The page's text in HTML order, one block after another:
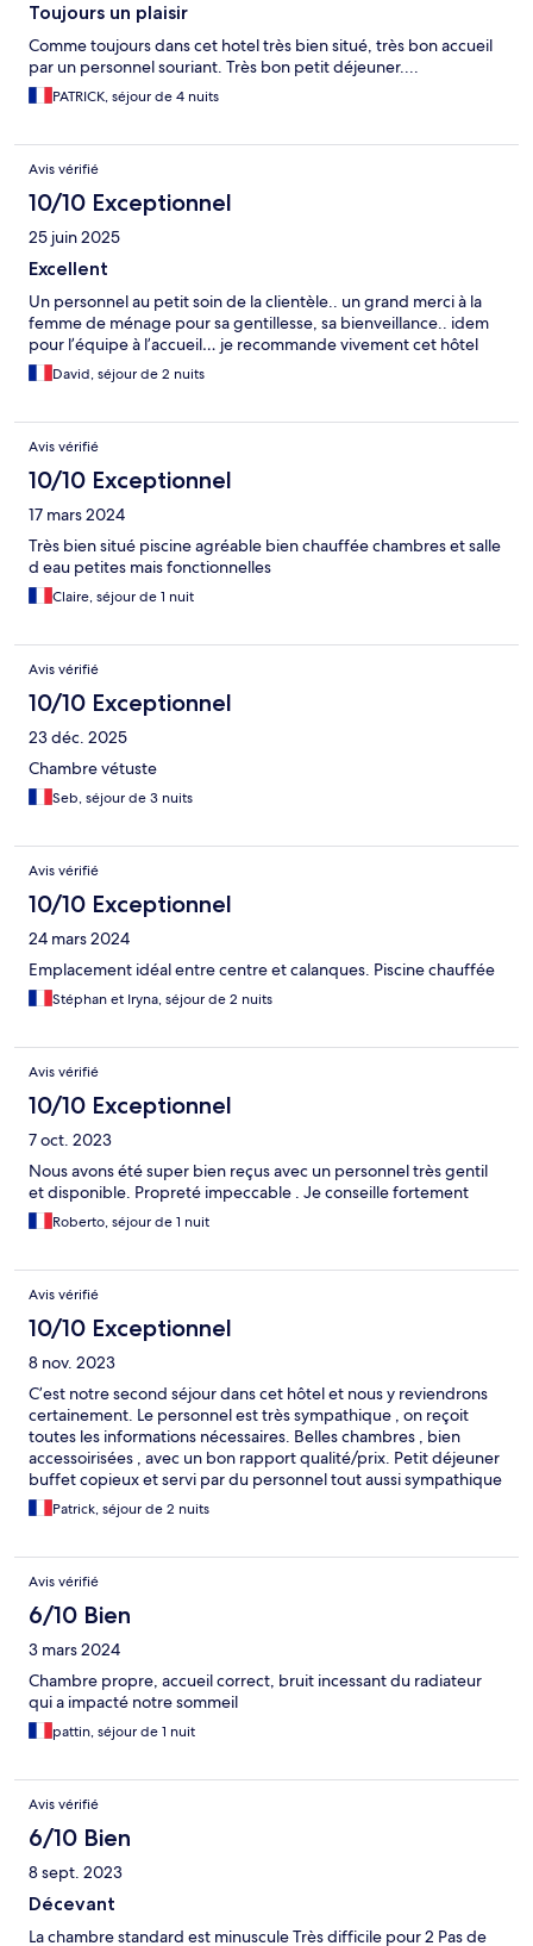
Toujours un plaisir
Comme toujours dans cet hotel très bien situé, très bon accueil
par un personnel souriant. Très bon petit déjeuner....
PATRICK, séjour de 4 nuits
Avis vérifié
10/10 Exceptionnel
25 juin 2025
Excellent
Un personnel au petit soin de la clientèle.. un grand merci à la
femme de ménage pour sa gentillesse, sa bienveillance.. idem
pour l’équipe à l’accueil… je recommande vivement cet hôtel
David, séjour de 2 nuits
Avis vérifié
10/10 Exceptionnel
17 mars 2024
Très bien situé piscine agréable bien chauffée chambres et salle
d eau petites mais fonctionnelles
Claire, séjour de 1 nuit
Avis vérifié
10/10 Exceptionnel
23 déc. 2025
Chambre vétuste
Seb, séjour de 3 nuits
Avis vérifié
10/10 Exceptionnel
24 mars 2024
Emplacement idéal entre centre et calanques. Piscine chauffée
Stéphan et Iryna, séjour de 2 nuits
Avis vérifié
10/10 Exceptionnel
7 oct. 2023
Nous avons été super bien reçus avec un personnel très gentil
et disponible. Propreté impeccable . Je conseille fortement
Roberto, séjour de 1 nuit
Avis vérifié
10/10 Exceptionnel
8 nov. 2023
C’est notre second séjour dans cet hôtel et nous y reviendrons
certainement. Le personnel est très sympathique , on reçoit
toutes les informations nécessaires. Belles chambres , bien
accessoirisées , avec un bon rapport qualité/prix. Petit déjeuner
buffet copieux et servi par du personnel tout aussi sympathique
qu’à la réception. Donc ravi par ce nouveau séjour dans cet hôtel
très bien situé au centre de Cassis.
Patrick, séjour de 2 nuits
Avis vérifié
6/10 Bien
3 mars 2024
Chambre propre, accueil correct, bruit incessant du radiateur
qui a impacté notre sommeil
pattin, séjour de 1 nuit
Avis vérifié
6/10 Bien
8 sept. 2023
Décevant
La chambre standard est minuscule Très difficile pour 2 Pas de